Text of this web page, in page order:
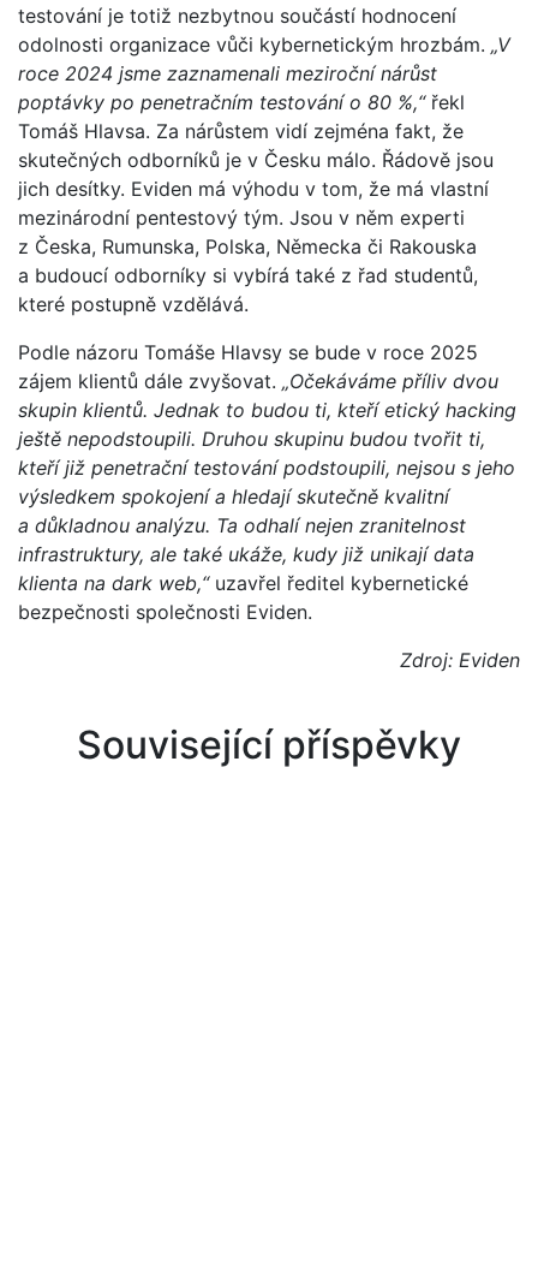
testování je totiž nezbytnou součástí hodnocení
odolnosti organizace vůči kybernetickým hrozbám. „V
roce 2024 jsme zaznamenali meziroční nárůst
poptávky po penetračním testování o 80 %,“řekl
Tomáš Hlavsa. Za nárůstem vidí zejména fakt, že
skutečných odborníků je v Česku málo. Řádově jsou
jich desítky. Eviden má výhodu v tom, že má vlastní
mezinárodní pentestový tým. Jsou v něm experti
z Česka, Rumunska, Polska, Německa či Rakouska
a budoucí odborníky si vybírá také z řad studentů,
které postupně vzdělává.
Podle názoru Tomáše Hlavsy se bude v roce 2025
zájem klientů dále zvyšovat. „Očekáváme příliv dvou
skupin klientů. Jednak to budou ti, kteří etický hacking
ještě nepodstoupili. Druhou skupinu budou tvořit ti,
kteří již penetrační testování podstoupili, nejsou s jeho
výsledkem spokojení a hledají skutečně kvalitní
a důkladnou analýzu. Ta odhalí nejen zranitelnost
infrastruktury, ale také ukáže, kudy již unikají data
klienta na dark web,“uzavřel ředitel kybernetické
bezpečnosti společnosti Eviden.
Zdroj: Eviden
Související příspěvky